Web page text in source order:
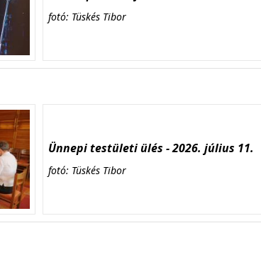
fotó: Tüskés Tibor
Ünnepi testületi ülés - 2026. július 11.
fotó: Tüskés Tibor